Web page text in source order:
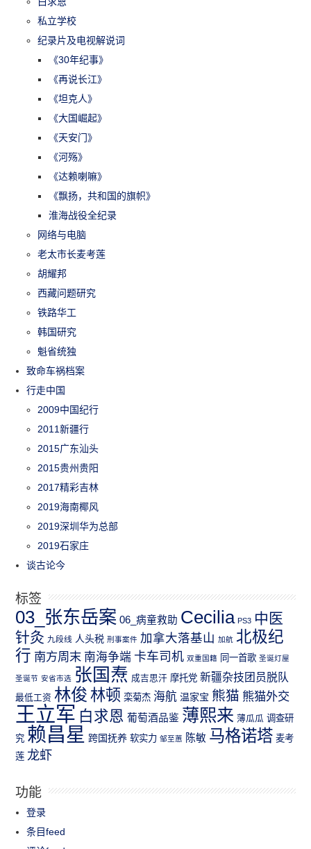
私立学校
纪录片及电视解说词
《30年纪事》
《再说长江》
《坦克人》
《大国崛起》
《天安门》
《河殇》
《达赖喇嘛》
《飘扬，共和国的旗帜》
淮海战役全纪录
网络与电脑
老太市长麦考莲
胡耀邦
西藏问题研究
铁路华工
韩国研究
魁省统独
致命车祸档案
行走中国
2009中国纪行
2011新疆行
2015广东汕头
2015贵州贵阳
2017精彩吉林
2019海南椰风
2019深圳华为总部
2019石家庄
谈古论今
标签
03_张东岳案 06_病童救助 Cecilia PS3 中医
针灸 九段线 人头税 刑事案件 加拿大落基山 加航 北极纪
行 南方周末 南海争端 卡车司机 双重国籍 同一首歌 圣诞灯屋
圣诞节 安省市选 张国焘 成吉思汗 摩托党 新疆杂技团员脱队
最低工资 林俊 林顿 栾菊杰 海航 温家宝 熊猫 熊猫外交
王立军 白求恩 葡萄酒品鉴 薄熙来 薄瓜瓜 调查研
究 赖昌星 跨国抚养 软实力 邹至蕙 陈敏 马格诺塔 麦考
莲 龙虾
功能
登录
条目feed